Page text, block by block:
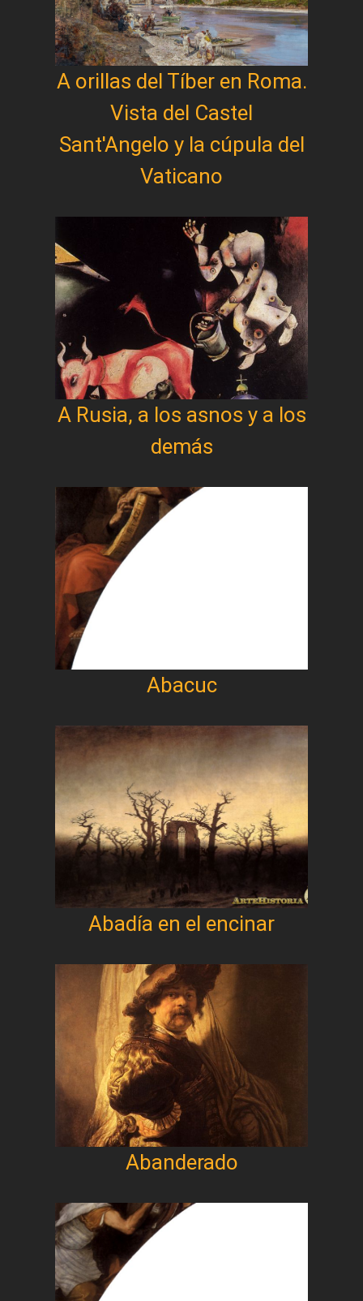
A orillas del Tíber en Roma.
Vista del Castel
Sant'Angelo y la cúpula del
Vaticano
A Rusia, a los asnos y a los
demás
Abacuc
Abadía en el encinar
Abanderado